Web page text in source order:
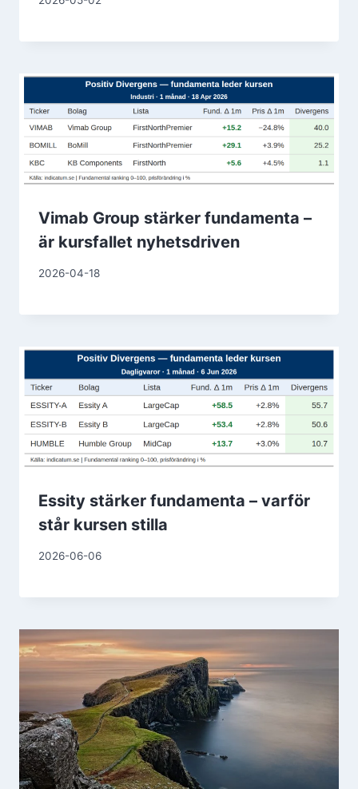
Vimab Group stärker fundamenta –
är kursfallet nyhetsdriven
2026-04-18
Essity stärker fundamenta – varför
står kursen stilla
2026-06-06